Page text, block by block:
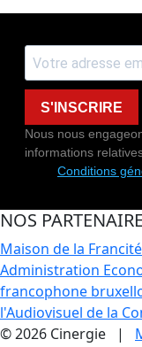
S'INSCRIRE
Nous nous
informations
Conditions
NOS
Maison de la Francité
Administration
francophone
l'Audiovisuel de la
© 2026 Cinergie |